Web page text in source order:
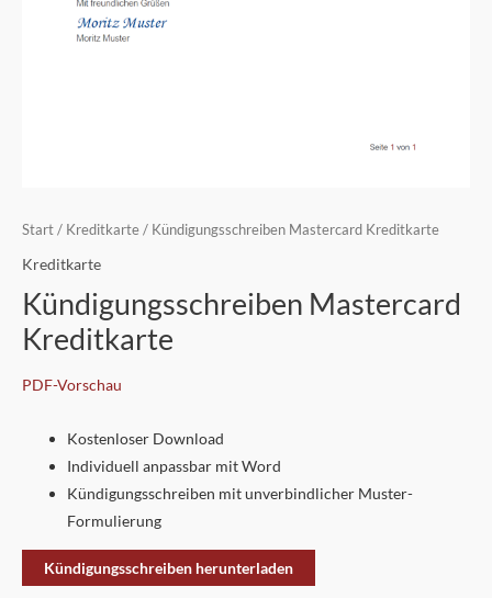
Start / Kreditkarte / Kündigungsschreiben Mastercard Kreditkarte
Kreditkarte
Kündigungsschreiben Mastercard
Kreditkarte
PDF-Vorschau
Kostenloser Download
Individuell anpassbar mit Word
Kündigungsschreiben mit unverbindlicher Muster-
Formulierung
Kündigungsschreiben herunterladen